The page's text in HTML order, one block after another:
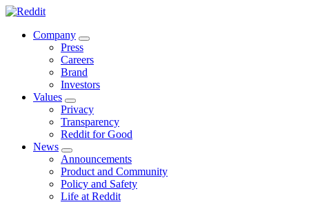
Company
Press
Careers
Brand
Investors
Values
Privacy
Transparency
Reddit for Good
News
Announcements
Product and Community
Policy and Safety
Life at Reddit